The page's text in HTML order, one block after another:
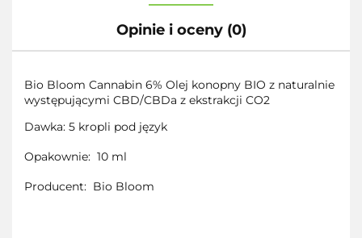
Opinie i oceny (0)
Bio Bloom Cannabin 6% Olej konopny BIO z naturalnie
występującymi CBD/CBDa z ekstrakcji CO2
Dawka: 5 kropli pod język
Opakownie: 10 ml
Producent: Bio Bloom